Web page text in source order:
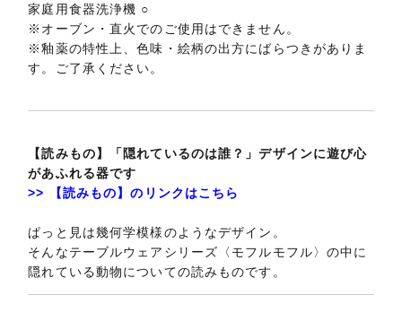
家庭用食器洗浄機 ○
※オーブン・直火でのご使用はできません。
※釉薬の特性上、色味・絵柄の出方にばらつきがありま
す。ご了承ください。
【読みもの】「隠れているのは誰？」デザインに遊び心
があふれる器です
>> 【読みもの】のリンクはこちら
ぱっと見は幾何学模様のようなデザイン。
そんなテーブルウェアシリーズ〈モフルモフル〉の中に
隠れている動物についての読みものです。